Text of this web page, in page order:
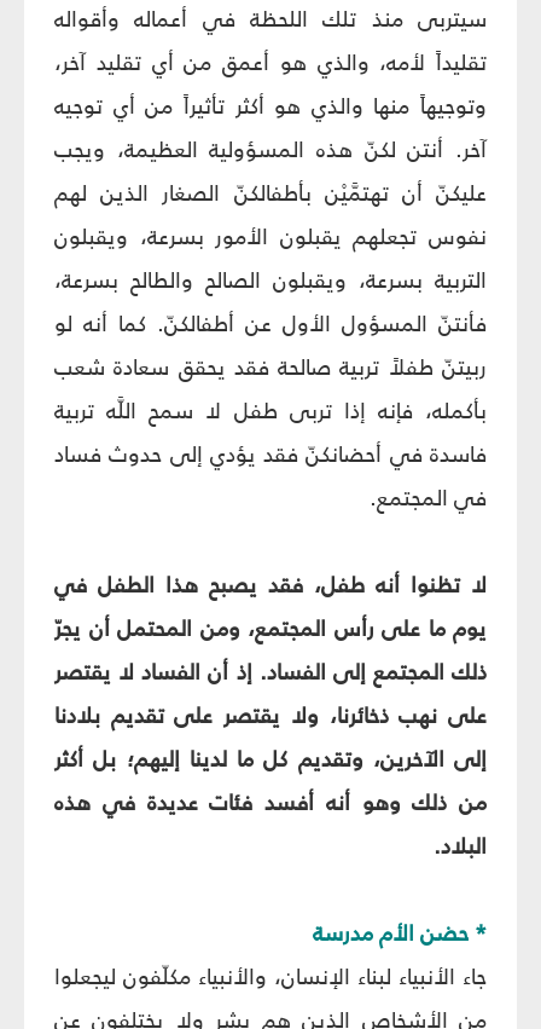
سيتربى منذ تلك اللحظة في أعماله وأقواله
تقليداً لأمه، والذي هو أعمق من أي تقليد آخر،
وتوجيهاً منها والذي هو أكثر تأثيراً من أي توجيه
آخر. أنتن لكنّ هذه المسؤولية العظيمة، ويجب
عليكنّ أن تهتمَّيْن بأطفالكنّ الصغار الذين لهم
نفوس تجعلهم يقبلون الأمور بسرعة، ويقبلون
التربية بسرعة، ويقبلون الصالح والطالح بسرعة،
فأنتنّ المسؤول الأول عن أطفالكنّ. كما أنه لو
ربيتنّ طفلاً تربية صالحة فقد يحقق سعادة شعب
بأكمله، فإنه إذا تربى طفل لا سمح اللَّه تربية
فاسدة في أحضانكنّ فقد يؤدي إلى حدوث فساد
في المجتمع.
لا تظنوا أنه طفل، فقد يصبح هذا الطفل في
يوم ما على رأس المجتمع، ومن المحتمل أن يجرّ
ذلك المجتمع إلى الفساد. إذ أن الفساد لا يقتصر
على نهب ذخائرنا، ولا يقتصر على تقديم بلادنا
إلى الآخرين، وتقديم كل ما لدينا إليهم؛ بل أكثر
من ذلك وهو أنه أفسد فئات عديدة في هذه
البلاد.
* حضن الأم مدرسة
جاء الأنبياء لبناء الإنسان، والأنبياء مكلّفون ليجعلوا
من الأشخاص الذين هم بشر ولا يختلفون عن